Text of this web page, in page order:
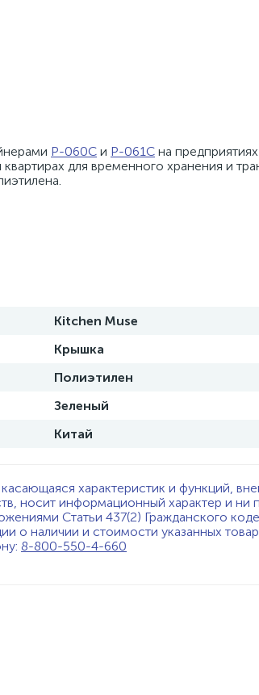
P-060C и P-061C на предприятиях
для временного хранения и
Kitchen Muse
Крышка
Полиэтилен
Зеленый
Китай
характеристик и функций,
носит информационный характер и ни
Статьи 437(2) Гражданского
наличии и стоимости указанных
8-800-550-4-660